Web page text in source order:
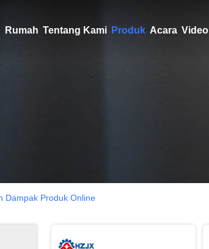
Rumah Tentang Kami Produk Acara Video
Dampak Produk Online